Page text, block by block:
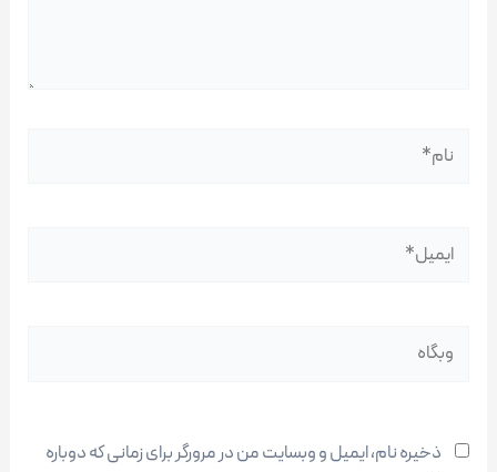
نام*
ایمیل*
وبگاه
ذخیره نام، ایمیل و وبسایت من در مرورگر برای زمانی که دوباره